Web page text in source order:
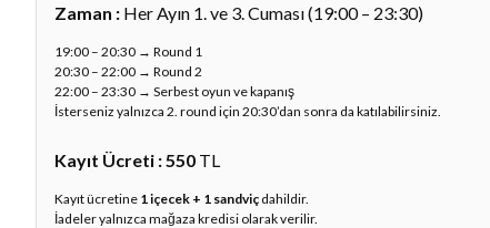
Zaman : Her Ayın 1. ve 3. Cuması (19:00 – 23:30)
19:00 – 20:30 → Round 1
20:30 – 22:00 → Round 2
22:00 – 23:30 → Serbest oyun ve kapanış
İsterseniz yalnızca 2. round için 20:30’dan sonra da katılabilirsiniz.
Kayıt Ücreti : 550 TL
Kayıt ücretine 1 içecek + 1 sandviç dahildir.
İadeler yalnızca mağaza kredisi olarak verilir.